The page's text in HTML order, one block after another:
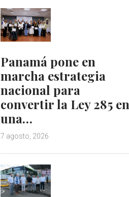
Panamá pone en
marcha estrategia
nacional para
convertir la Ley 285 en
una…
7 agosto, 2026